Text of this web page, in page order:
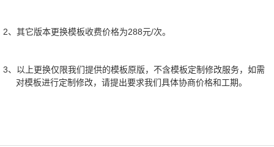
2、其它版本更换模板收费价格为288元/次。
3、以上更换仅限我们提供的模板原版，不含模板定制修改服务，如需
对模板进行定制修改，请提出要求我们具体协商价格和工期。